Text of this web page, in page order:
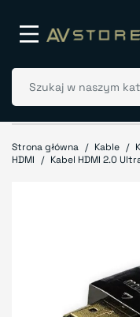
Strona główna Kable
HDMI
Kabel HDMI 2.0